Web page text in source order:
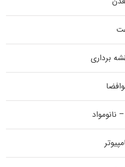
برداری
نانومواد